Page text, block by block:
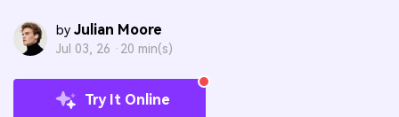
by Julian Moore
Jul 03, 26 · 20 min(s)
Try It Online